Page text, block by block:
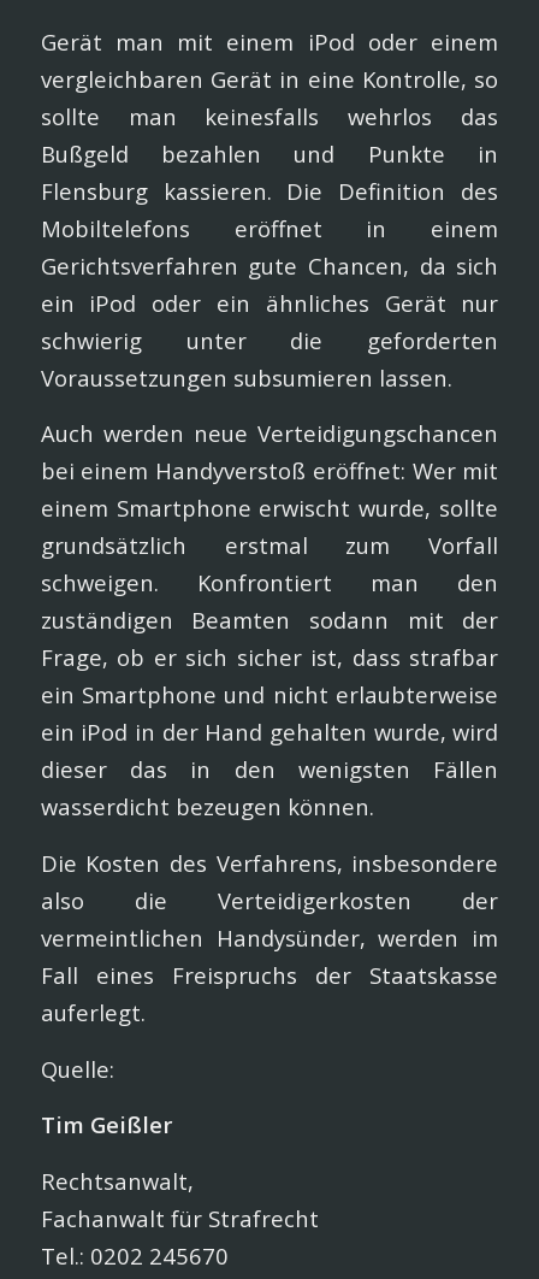
Gerät man mit einem iPod oder einem
vergleichbaren Gerät in eine Kontrolle, so
sollte man keinesfalls wehrlos das
Bußgeld bezahlen und Punkte in
Flensburg kassieren. Die Definition des
Mobiltelefons eröffnet in einem
Gerichtsverfahren gute Chancen, da sich
ein iPod oder ein ähnliches Gerät nur
schwierig unter die geforderten
Voraussetzungen subsumieren lassen.
Auch werden neue Verteidigungschancen
bei einem Handyverstoß eröffnet: Wer mit
einem Smartphone erwischt wurde, sollte
grundsätzlich erstmal zum Vorfall
schweigen. Konfrontiert man den
zuständigen Beamten sodann mit der
Frage, ob er sich sicher ist, dass strafbar
ein Smartphone und nicht erlaubterweise
ein iPod in der Hand gehalten wurde, wird
dieser das in den wenigsten Fällen
wasserdicht bezeugen können.
Die Kosten des Verfahrens, insbesondere
also die Verteidigerkosten der
vermeintlichen Handysünder, werden im
Fall eines Freispruchs der Staatskasse
auferlegt.
Quelle:
Tim Geißler
Rechtsanwalt,
Fachanwalt für Strafrecht
Tel.: 0202 245670